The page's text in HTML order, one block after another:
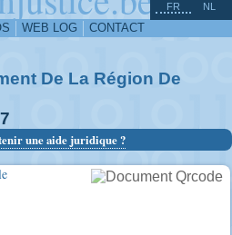
WEB LOG CONTACT
FR NL
De La Région De
une aide juridique ?
^